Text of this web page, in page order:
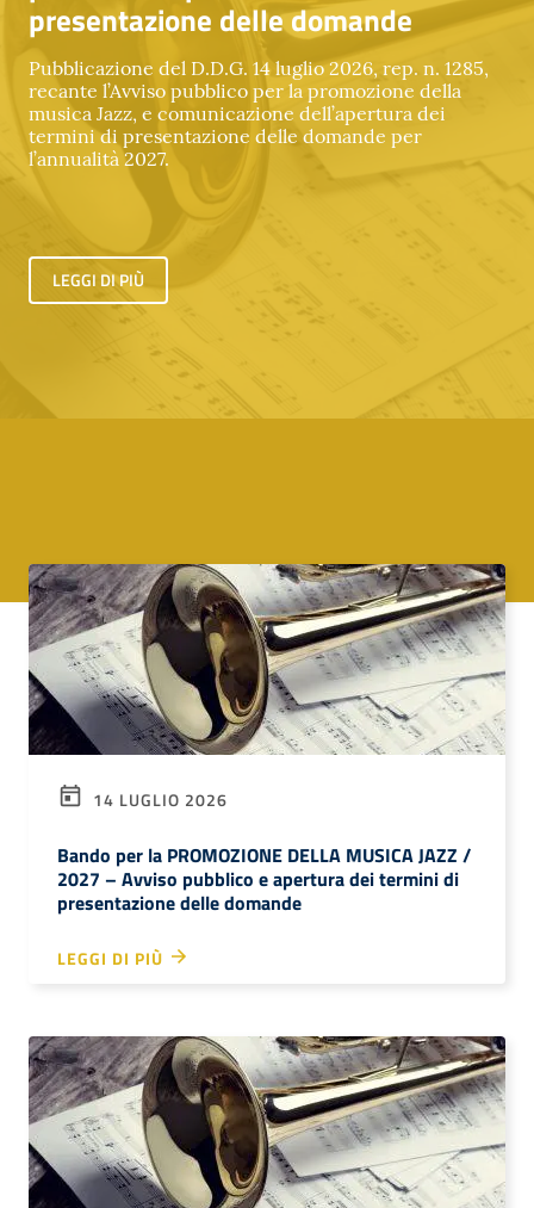
presentazione delle domande
Pubblicazione del D.D.G. 14 luglio 2026, rep. n. 1285,
recante l’Avviso pubblico per la promozione della
musica Jazz, e comunicazione dell’apertura dei
termini di presentazione delle domande per
l’annualità 2027.
LEGGI DI PIÙ
14 LUGLIO 2026
Bando per la PROMOZIONE DELLA MUSICA JAZZ /
2027 – Avviso pubblico e apertura dei termini di
presentazione delle domande
LEGGI DI PIÙ